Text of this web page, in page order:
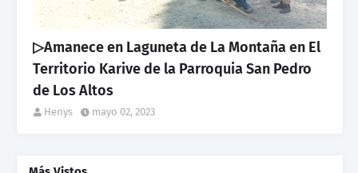
▷Amanece en Laguneta de La Montaña en El
Territorio Karive de la Parroquia San Pedro
de Los Altos
Henys mayo 02, 2023